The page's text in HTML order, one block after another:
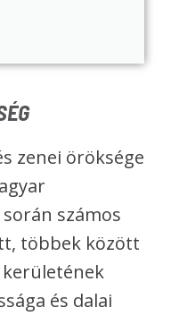
zenei öröksége
számos
többek között
kerületének
és dalai